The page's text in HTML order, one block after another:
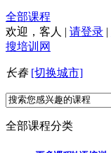
全部课程
欢迎， 客人 | 请登录 |
搜培训网
长春 [切换城市]
全部课程分类